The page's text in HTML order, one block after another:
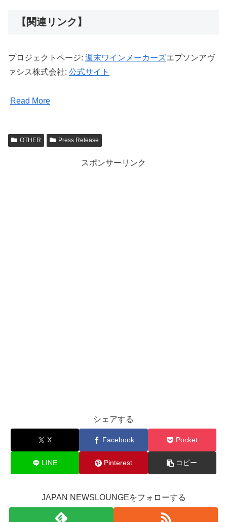
【関連リンク】
プロジェクトページ: 週末ワインメーカーズエプソンアヴ
ァシス株式会社: 公式サイト
Read More
OTHER Press Release
スポンサーリンク
シェアする
X Facebook Pocket
LINE Pinterest コピー
JAPAN NEWSLOUNGEをフォローする